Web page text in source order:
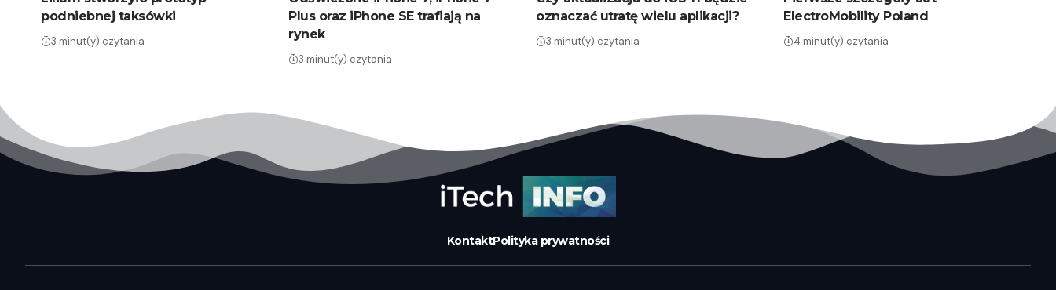
podniebnej taksówki
3 minut(y) czytania
Plus oraz iPhone SE trafiają na
rynek
3 minut(y) czytania
oznaczać utratę wielu aplikacji?
3 minut(y) czytania
ElectroMobility Poland
4 minut(y) czytania
KontaktPolityka prywatności